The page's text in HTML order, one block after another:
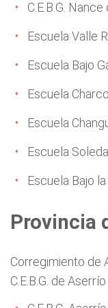
C.E.B.G. Nance
Escuela Valle
Escuela Bajo
Escuela
Escuela
Escuela
Escuela Bajo
Provincia
Corregimiento de
C.E.B.G. de